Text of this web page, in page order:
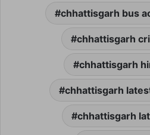
chhattisgarh bus
chhattisgarh
chhattisgarh
chhattisgarh
chhattisgarh